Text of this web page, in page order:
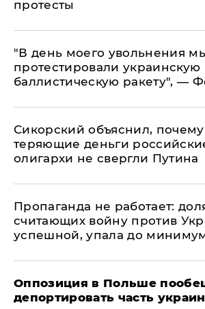
протесты
​"В день моего увольнения
протестировали украинскую
баллистическую ракету", —
Сикорский объяснил, почему
теряющие деньги
олигархи не свергли Путина
​Пропаганда не работает:
считающих войну против
успешной, упала до
Оппозиция в Польше
депортировать часть